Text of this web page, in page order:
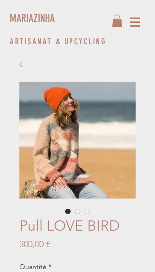
ARTISANAT & UPCYCLING
MARIAZINHA
Pull LOVE BIRD
300,00 €Prix
Quantité *